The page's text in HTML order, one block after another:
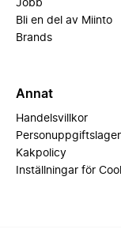
Jobb
Bli en del av Miinto
Brands
Annat
Handelsvillkor
Kakpolicy
Inställningar för